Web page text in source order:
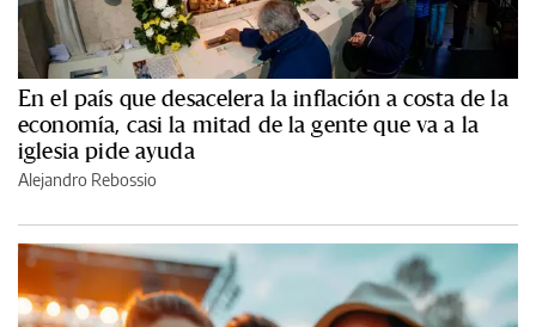
En el país que desacelera la inflación a costa de la
economía, casi la mitad de la gente que va a la
iglesia pide ayuda
Alejandro Rebossio